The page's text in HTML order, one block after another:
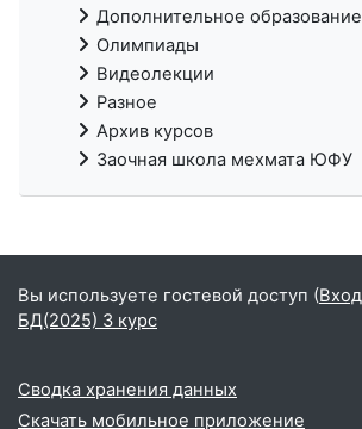
Дополнительное образование
Олимпиады
Видеолекции
Разное
Архив курсов
Заочная школа мехмата ЮФУ
Вы используете гостевой доступ (Вход
БД(2025) 3 курс
Сводка хранения данных
Скачать мобильное приложение